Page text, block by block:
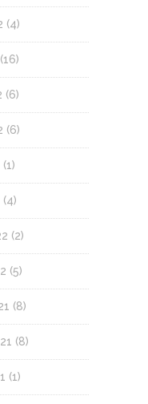
(4)
(16)
(6)
(6)
(1)
(4)
(2)
(5)
(8)
(8)
(1)